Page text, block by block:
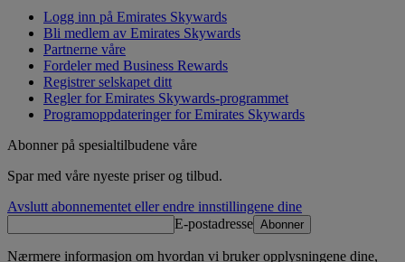
Logg inn på Emirates Skywards
Bli medlem av Emirates Skywards
Partnerne våre
Fordeler med Business Rewards
Registrer selskapet ditt
Regler for Emirates Skywards‑programmet
Programoppdateringer for Emirates Skywards
Abonner på spesialtilbudene våre
Spar med våre nyeste priser og tilbud.
Avslutt abonnementet eller endre innstillingene dine
E-postadresse Abonner
Nærmere informasjon om hvordan vi bruker opplysningene dine,